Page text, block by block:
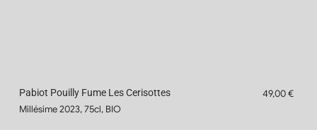
Pabiot Pouilly Fume Les Cerisottes
Millésime 2023, 75cl, BIO
49,00 €